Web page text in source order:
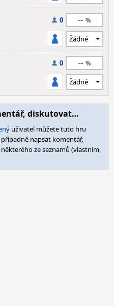
0 --
0 --
diskutovat…
uživatel můžete tuto hru
napsat komentář,
ze seznamů (vlastním,